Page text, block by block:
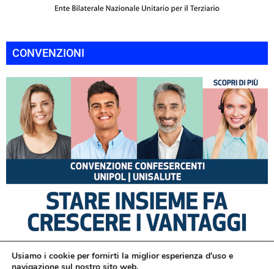
CONVENZIONI
Usiamo i cookie per fornirti la miglior esperienza d'uso e